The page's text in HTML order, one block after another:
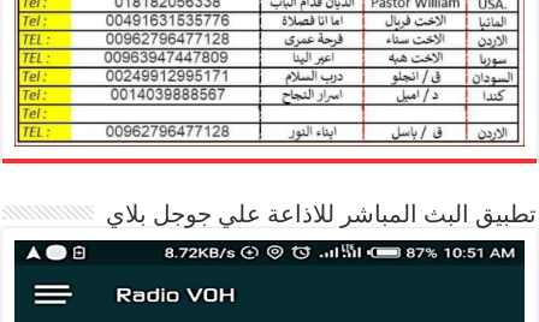
تطبيق البث المباشر للاذاعة علي جوجل بلاي